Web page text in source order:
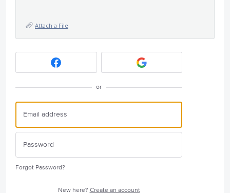
Attach a File
or
Forgot Password?
New here? Create an account